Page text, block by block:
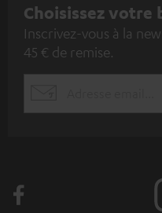
I
n
s
z
Choisissez votre
Inscrivez-vous à la
45 € de remise.